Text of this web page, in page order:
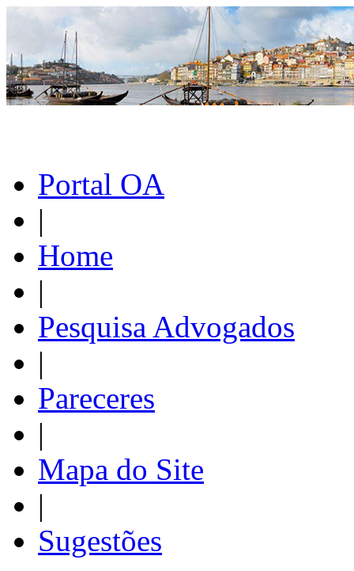
Portal OA
|
Home
|
Pesquisa Advogados
|
Pareceres
|
Mapa do Site
|
Sugestões